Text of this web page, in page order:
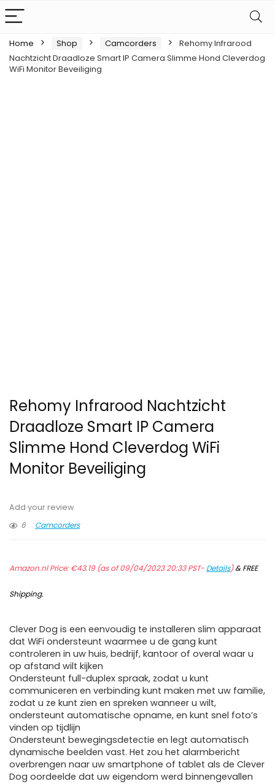
Home Shop Camcorders
Rehomy Infrarood
Nachtzicht Draadloze Smart IP Camera Slimme Hond Cleverdog
WiFi Monitor Beveiliging
Rehomy Infrarood Nachtzicht
Draadloze Smart IP Camera
Slimme Hond Cleverdog WiFi
Monitor Beveiliging
Add your review
6
Camcorders
Amazon.nl Price:€43.19(as of 09/04/2023 20:33 PST- Details)&FREE
Shipping.
Clever Dog is een eenvoudig te installeren slim apparaat
dat WiFi ondersteunt waarmee u de gang kunt
controleren in uw huis, bedrijf, kantoor of overal waar u
op afstand wilt kijken
Ondersteunt full-duplex spraak, zodat u kunt
communiceren en verbinding kunt maken met uw familie,
zodat u ze kunt zien en spreken wanneer u wilt,
ondersteunt automatische opname, en kunt snel foto’s
vinden op tijdlijn
Ondersteunt bewegingsdetectie en legt automatisch
dynamische beelden vast. Het zou het alarmbericht
overbrengen naar uw smartphone of tablet als de Clever
Dog oordeelde dat uw eigendom werd binnengevallen